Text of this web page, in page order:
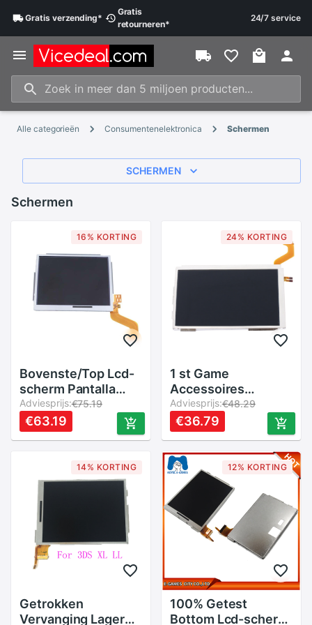
Gratisverzending*
Gratis
retourneren*
24/7 service
Alle categorieën Consumentenelektronica Schermen
SCHERMEN
Schermen
16% KORTING
Bovenste/Top Lcd-
scherm Pantalla
Voor Nintendo Dsi
Xl Ndsi Xl
Adviesprijs:€75.19
€63.19
24% KORTING
1 st Game
Accessoires
Reparatie Top
Bovenste Lcd-
scherm Vervanging
Deel Voor Nintendo
3DS XL LL voor
N3DS XL
Adviesprijs:€48.29
€36.79
14% KORTING
Getrokken
Vervanging Lagere
12% KORTING
100% Getest
Bottom Lcd-scherm